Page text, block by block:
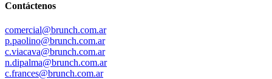
Contáctenos
comercial@brunch.com.ar
p.paolino@brunch.com.ar
c.viacava@brunch.com.ar
n.dipalma@brunch.com.ar
c.frances@brunch.com.ar